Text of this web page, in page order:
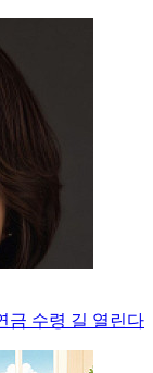
금 수령 길 열린다